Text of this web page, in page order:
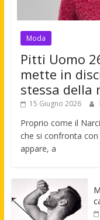
Moda
Pitti Uomo
mette in
stessa della
15 Giugno 2026
Proprio come il
che si confronta con
appare, a